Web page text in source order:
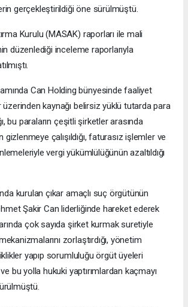
gerçekleştirildiği öne sürülmüştü.
Kurulu (MASAK) raporları ile mali
düzenlediği inceleme raporlarıyla
Can Holding bünyesinde faaliyet
kaynağı belirsiz yüklü tutarda para
bu paraların çeşitli şirketler arasında
gizlenmeye çalışıldığı, faturasız işlemler ve
vergi yükümlülüğünün azaltıldığı
kurulan çıkar amaçlı suç örgütünün
Şakir Can liderliğinde hareket ederek
çok sayıda şirket kurmak suretiyle
zorlaştırdığı, yönetim
yapıp sorumluluğu örgüt üyeleri
ve bu yolla hukuki yaptırımlardan kaçmayı